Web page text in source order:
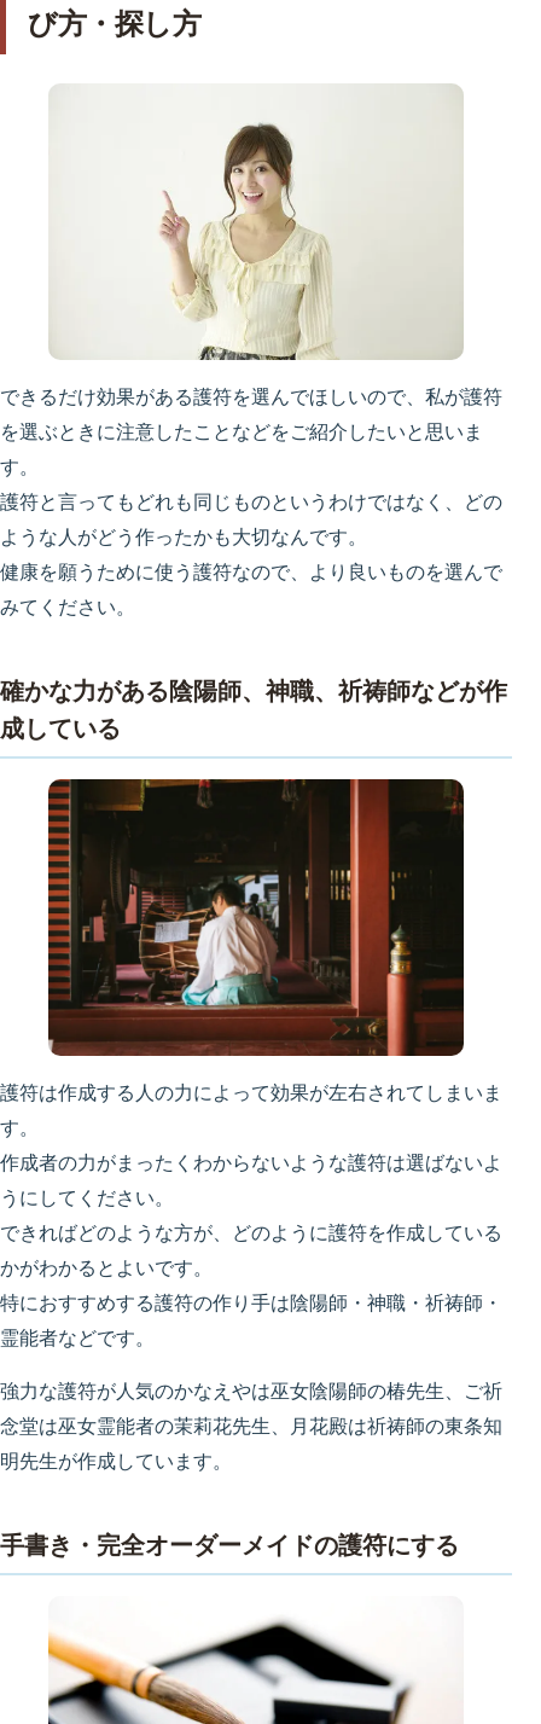
び方・探し方
できるだけ効果がある護符を選んでほしいので、私が護符
を選ぶときに注意したことなどをご紹介したいと思いま
す。
護符と言ってもどれも同じものというわけではなく、どの
ような人がどう作ったかも大切なんです。
健康を願うために使う護符なので、より良いものを選んで
みてください。
確かな力がある陰陽師、神職、祈祷師などが作
成している
護符は作成する人の力によって効果が左右されてしまいま
す。
作成者の力がまったくわからないような護符は選ばないよ
うにしてください。
できればどのような方が、どのように護符を作成している
かがわかるとよいです。
特におすすめする護符の作り手は陰陽師・神職・祈祷師・
霊能者などです。
強力な護符が人気のかなえやは巫女陰陽師の椿先生、ご祈
念堂は巫女霊能者の茉莉花先生、月花殿は祈祷師の東条知
明先生が作成しています。
手書き・完全オーダーメイドの護符にする